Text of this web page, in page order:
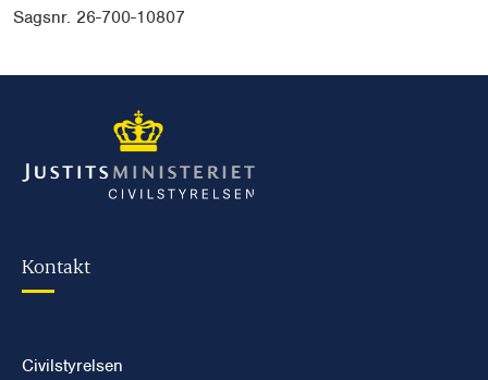
Sagsnr. 26-700-10807
Kontakt
Civilstyrelsen